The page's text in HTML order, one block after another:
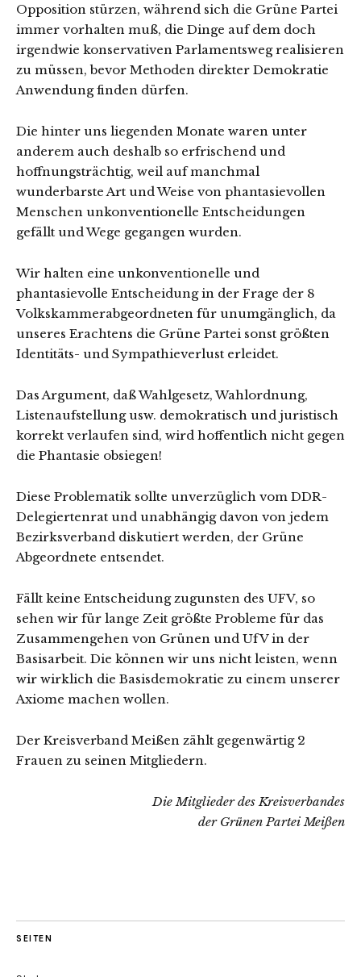
Opposition stürzen, während sich die Grüne Partei
immer vorhalten muß, die Dinge auf dem doch
irgendwie konservativen Parlamentsweg realisieren
zu müssen, bevor Methoden direkter Demokratie
Anwendung finden dürfen.
Die hinter uns liegenden Monate waren unter
anderem auch deshalb so erfrischend und
hoffnungsträchtig, weil auf manchmal
wunderbarste Art und Weise von phantasievollen
Menschen unkonventionelle Entscheidungen
gefällt und Wege gegangen wurden.
Wir halten eine unkonventionelle und
phantasievolle Entscheidung in der Frage der 8
Volkskammerabgeordneten für unumgänglich, da
unseres Erachtens die Grüne Partei sonst größten
Identitäts- und Sympathieverlust erleidet.
Das Argument, daß Wahlgesetz, Wahlordnung,
Listenaufstellung usw. demokratisch und juristisch
korrekt verlaufen sind, wird hoffentlich nicht gegen
die Phantasie obsiegen!
Diese Problematik sollte unverzüglich vom DDR-
Delegiertenrat und unabhängig davon von jedem
Bezirksverband diskutiert werden, der Grüne
Abgeordnete entsendet.
Fällt keine Entscheidung zugunsten des UFV, so
sehen wir für lange Zeit größte Probleme für das
Zusammengehen von Grünen und UfV in der
Basisarbeit. Die können wir uns nicht leisten, wenn
wir wirklich die Basisdemokratie zu einem unserer
Axiome machen wollen.
Der Kreisverband Meißen zählt gegenwärtig 2
Frauen zu seinen Mitgliedern.
Die Mitglieder des Kreisverbandes
der Grünen Partei Meißen
SEITEN